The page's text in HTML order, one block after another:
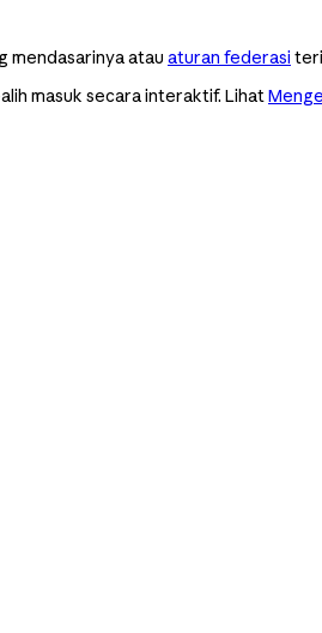
mendasarinya atau aturan federasi
masuk secara interaktif. Lihat